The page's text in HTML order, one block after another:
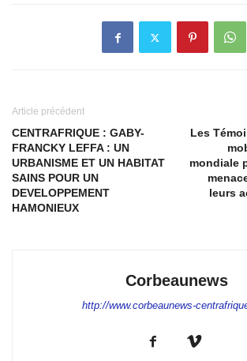
Article précédent
CENTRAFRIQUE : GABY-
FRANCKY LEFFA : UN
URBANISME ET UN HABITAT
SAINS POUR UN
DEVELOPPEMENT
HAMONIEUX
Les
mondiale
leurs
Corbeaunews
http://www.corbeaunews-